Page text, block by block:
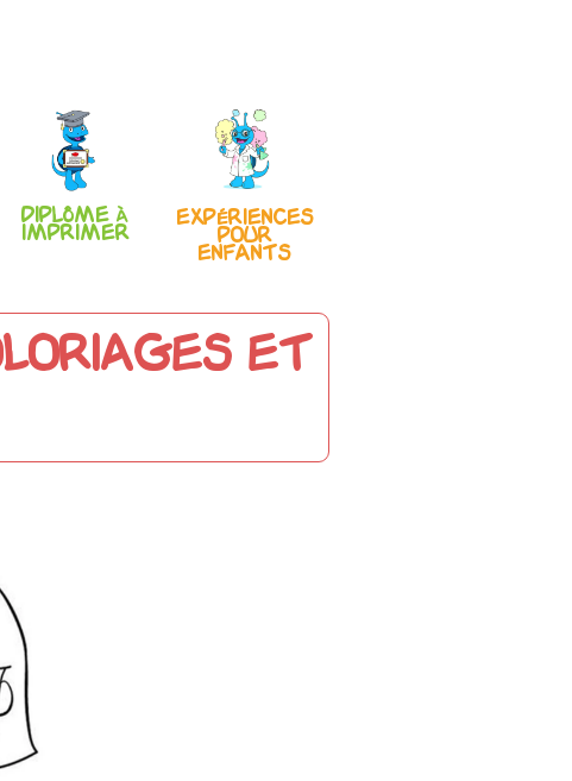
Diplôme à
imprimer
Expériences
pour
enfants
et